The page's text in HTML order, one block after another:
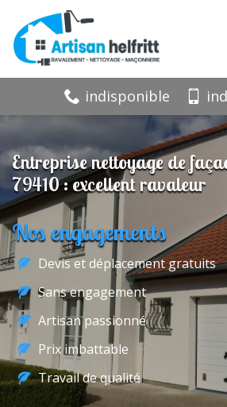
indisponible
Entreprise nettoyage de
79410 : excellent ravaleur
Nos engagements
Devis et déplacement gratuits
Sans engagement
Artisan passionné
Prix imbattable
Travail de qualité